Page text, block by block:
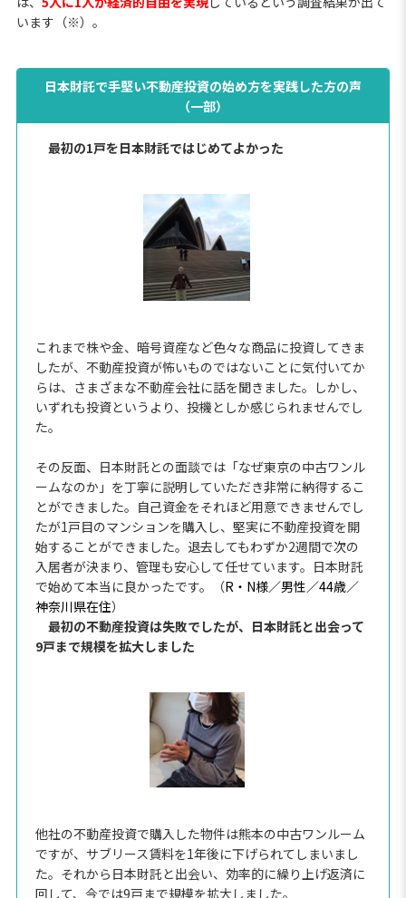
います（※）。
日本財託で手堅い不動産投資の始め方を実践した方の声
（一部）
最初の1戸を日本財託ではじめてよかった
これまで株や金、暗号資産など色々な商品に投資してきま
したが、不動産投資が怖いものではないことに気付いてか
らは、さまざまな不動産会社に話を聞きました。しかし、
いずれも投資というより、投機としか感じられませんでし
た。
その反面、日本財託との面談では「なぜ東京の中古ワンル
ームなのか」を丁寧に説明していただき非常に納得するこ
とができました。自己資金をそれほど用意できませんでし
たが1戸目のマンションを購入し、堅実に不動産投資を開
始することができました。退去してもわずか2週間で次の
入居者が決まり、管理も安心して任せています。日本財託
で始めて本当に良かったです。（R・N様／男性／44歳／
神奈川県在住）
最初の不動産投資は失敗でしたが、日本財託と出会って
9戸まで規模を拡大しました
他社の不動産投資で購入した物件は熊本の中古ワンルーム
ですが、サブリース賃料を1年後に下げられてしまいまし
た。それから日本財託と出会い、効率的に繰り上げ返済に
回して、今では9戸まで規模を拡大しました。